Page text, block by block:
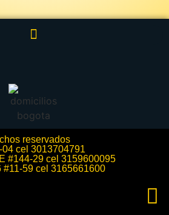
reservados
cel 3013704791
#144-29 cel 3159600095
59 cel 3165661600